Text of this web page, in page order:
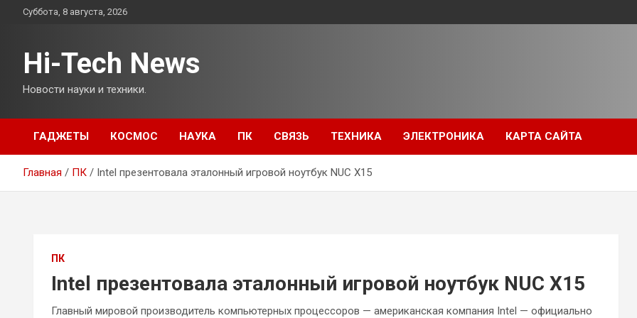
ПерейтиСуббота, 8 августа, 2026
Hi-Tech News
Новости науки и техники.
ГАДЖЕТЫ КОСМОС НАУКА ПК СВЯЗЬ ТЕХНИКА ЭЛЕКТРОНИКА КАРТА САЙТА
Главная ПК Intel презентовала эталонный игровой ноутбук NUC X15
ПК
Intel презентовала эталонный игровой ноутбук NUC X15
Главный мировой производитель компьютерных процессоров — американская компания Intel — официально